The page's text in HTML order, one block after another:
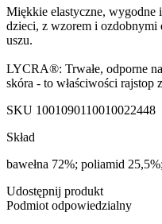
Miękkie elastyczne, wygodne
dzieci, z wzorem i ozdobnymi
uszu.
LYCRA®: Trwałe, odporne
skóra - to właściwości
SKU 1001090110010022448
Skład
bawełna 72%; poliamid
Udostępnij produkt
Podmiot odpowiedzialny